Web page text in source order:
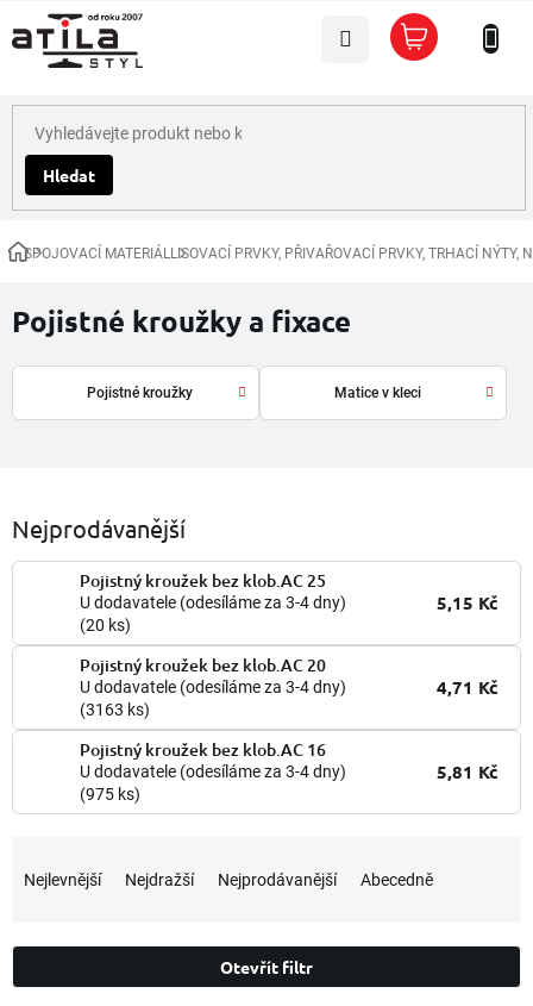
na
obsah
Hledat
Nákupní
košík
DomůSPOJOVACÍ MATERIÁLLISOVACÍ PRVKY, PŘIVAŘOVACÍ PRVKY, TRHACÍ NÝTY,
Pojistné kroužky a fixace
Pojistné kroužky Matice v kleci
Nejprodávanější
Pojistný kroužek bez klob.AC 25
U dodavatele (odesíláme za 3-4 dny)
(20 ks)
5,15 Kč
Pojistný kroužek bez klob.AC 20
U dodavatele (odesíláme za 3-4 dny)
(3163 ks)
4,71 Kč
Pojistný kroužek bez klob.AC 16
U dodavatele (odesíláme za 3-4 dny)
(975 ks)
5,81 Kč
n
í
Nejlevnější Nejdražší Nejprodávanější Abecedně
Otevřít filtr